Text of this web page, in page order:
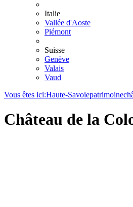
Italie
Vallée d'Aoste
Piémont
Suisse
Genève
Valais
Vaud
Vous êtes ici:Haute-Savoiepatrimoine
Château de la